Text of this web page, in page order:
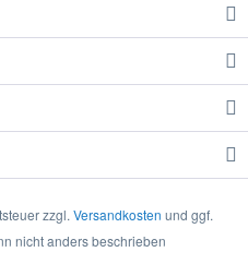
zzgl. Versandkosten und ggf.
nicht anders beschrieben